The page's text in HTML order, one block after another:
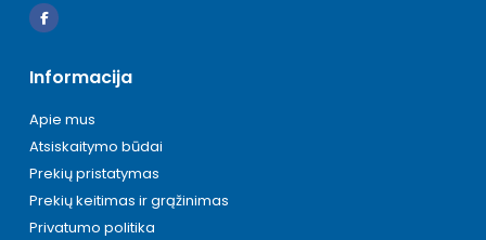
Informacija
Apie mus
Atsiskaitymo būdai
Prekių pristatymas
Prekių keitimas ir grąžinimas
Privatumo politika